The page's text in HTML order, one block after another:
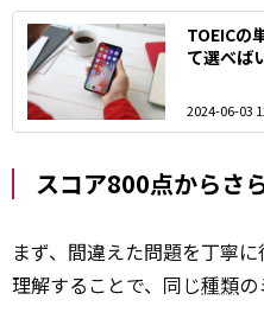
TOEICの
て選べば
2024-06-03
スコア800点からさ
まず、間違えた問題を丁寧
理解することで、同じ種類の